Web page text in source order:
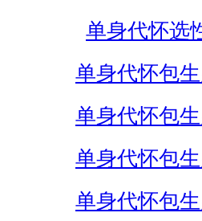
单身代怀选
单身代怀包
单身代怀包
单身代怀包
单身代怀包